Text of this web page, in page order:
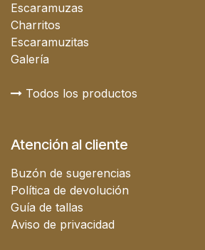
Escaramuzas
Charritos
Escaramuzitas
Galería
Todos los productos
Atención al cliente
Buzón de sugerencias
Política de devolución
Guía de tallas
Aviso de privacidad